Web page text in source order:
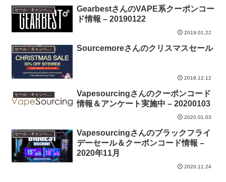
セール・キャンペーン情報
GearbestさんのVAPE系クーポンコー
ド情報 – 20190122
2019.01.22
セール・キャンペーン情報 Sourcemoreさんのクリスマスセール
2019.12.12
セール・キャンペーン情報
Vapesourcingさんのクーポンコード
情報＆アンケート実施中 – 20200103
2020.01.03
セール・キャンペーン情報
Vapesourcingさんのブラックフライ
デーセール＆クーポンコード情報 –
2020年11月
2020.11.24